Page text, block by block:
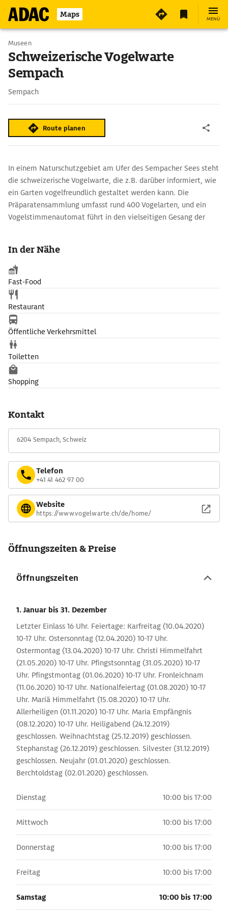
Maps MENÜ
Museen
Schweizerische Vogelwarte
Sempach
Sempach
Route planen
In einem Naturschutzgebiet am Ufer des Sempacher Sees steht
die schweizerische Vogelwarte, die z.B. darüber informiert, wie
ein Garten vogelfreundlich gestaltet werden kann. Die
Präparatensammlung umfasst rund 400 Vogelarten, und ein
Vogelstimmenautomat führt in den vielseitigen Gesang der
In der Nähe
Fast-Food
Restaurant
Öffentliche Verkehrsmittel
Toiletten
Shopping
Kontakt
6204 Sempach, Schweiz
Telefon
+41 41 462 97 00
Website
https://www.vogelwarte.ch/de/home/
Öffnungszeiten & Preise
Öffnungszeiten
1. Januar bis 31. Dezember
Letzter Einlass 16 Uhr. Feiertage: Karfreitag (10.04.2020)
10-17 Uhr. Ostersonntag (12.04.2020) 10-17 Uhr.
Ostermontag (13.04.2020) 10-17 Uhr. Christi Himmelfahrt
(21.05.2020) 10-17 Uhr. Pfingstsonntag (31.05.2020) 10-17
Uhr. Pfingstmontag (01.06.2020) 10-17 Uhr. Fronleichnam
(11.06.2020) 10-17 Uhr. Nationalfeiertag (01.08.2020) 10-17
Uhr. Mariä Himmelfahrt (15.08.2020) 10-17 Uhr.
Allerheiligen (01.11.2020) 10-17 Uhr. Maria Empfängnis
(08.12.2020) 10-17 Uhr. Heiligabend (24.12.2019)
geschlossen. Weihnachtstag (25.12.2019) geschlossen.
Stephanstag (26.12.2019) geschlossen. Silvester (31.12.2019)
geschlossen. Neujahr (01.01.2020) geschlossen.
Berchtoldstag (02.01.2020) geschlossen.
Dienstag 10:00 bis 17:00
Mittwoch 10:00 bis 17:00
Donnerstag 10:00 bis 17:00
Freitag 10:00 bis 17:00
Samstag 10:00 bis 17:00